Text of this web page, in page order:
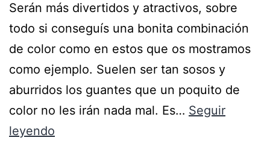
Serán más divertidos y atractivos, sobre
todo si conseguís una bonita combinación
de color como en estos que os mostramos
como ejemplo. Suelen ser tan sosos y
aburridos los guantes que un poquito de
color no les irán nada mal. Es… Seguir
leyendo